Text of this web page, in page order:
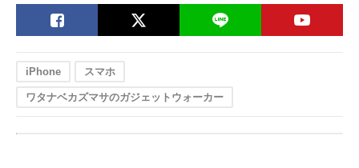
iPhone スマホ
ワタナベカズマサのガジェットウォーカー